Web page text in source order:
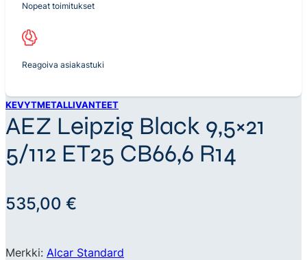
Nopeat toimitukset
Reagoiva asiakastuki
KEVYTMETALLIVANTEET
AEZ Leipzig Black 9,5×21
5/112 ET25 CB66,6 R14
535,00 €
Merkki: Alcar Standard